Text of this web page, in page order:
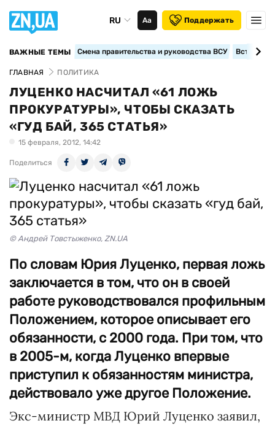
RU Аа Поддержать
ВАЖНЫЕ ТЕМЫ Смена правительства и руководства ВСУ
ГЛАВНАЯ ПОЛИТИКА
ЛУЦЕНКО НАСЧИТАЛ «61 ЛОЖЬ
ПРОКУРАТУРЫ», ЧТОБЫ СКАЗАТЬ
«ГУД БАЙ, 365 СТАТЬЯ»
15 февраля, 2012, 14:42
Поделиться
© Андрей Товстыженко, ZN.UA
По словам Юрия Луценко, первая ложь
заключается в том, что он в своей
работе руководствовался профильным
Положением, которое описывает его
обязанности, с 2000 года. При том, что
в 2005-м, когда Луценко впервые
приступил к обязанностям министра,
действовало уже другое Положение.
Экс-министр МВД Юрий Луценко заявил,